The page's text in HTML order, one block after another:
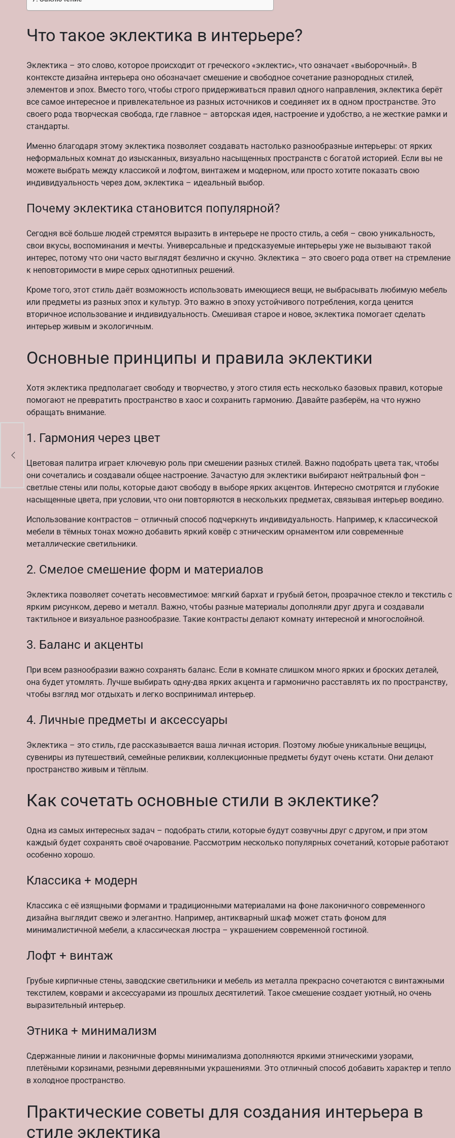
Что такое эклектика в интерьере?
Эклектика – это слово, которое происходит от греческого «эклектис», что означает «выборочный». В
контексте дизайна интерьера оно обозначает смешение и свободное сочетание разнородных стилей,
элементов и эпох. Вместо того, чтобы строго придерживаться правил одного направления, эклектика берёт
все самое интересное и привлекательное из разных источников и соединяет их в одном пространстве. Это
своего рода творческая свобода, где главное – авторская идея, настроение и удобство, а не жесткие рамки и
стандарты.
Именно благодаря этому эклектика позволяет создавать настолько разнообразные интерьеры: от ярких
неформальных комнат до изысканных, визуально насыщенных пространств с богатой историей. Если вы не
можете выбрать между классикой и лофтом, винтажем и модерном, или просто хотите показать свою
индивидуальность через дом, эклектика – идеальный выбор.
Почему эклектика становится популярной?
Сегодня всё больше людей стремятся выразить в интерьере не просто стиль, а себя – свою уникальность,
свои вкусы, воспоминания и мечты. Универсальные и предсказуемые интерьеры уже не вызывают такой
интерес, потому что они часто выглядят безлично и скучно. Эклектика – это своего рода ответ на стремление
к неповторимости в мире серых однотипных решений.
Кроме того, этот стиль даёт возможность использовать имеющиеся вещи, не выбрасывать любимую мебель
или предметы из разных эпох и культур. Это важно в эпоху устойчивого потребления, когда ценится
вторичное использование и индивидуальность. Смешивая старое и новое, эклектика помогает сделать
интерьер живым и экологичным.
Основные принципы и правила эклектики
Хотя эклектика предполагает свободу и творчество, у этого стиля есть несколько базовых правил, которые
помогают не превратить пространство в хаос и сохранить гармонию. Давайте разберём, на что нужно
обращать внимание.
1. Гармония через цвет
Цветовая палитра играет ключевую роль при смешении разных стилей. Важно подобрать цвета так, чтобы
они сочетались и создавали общее настроение. Зачастую для эклектики выбирают нейтральный фон –
светлые стены или полы, которые дают свободу в выборе ярких акцентов. Интересно смотрятся и глубокие
насыщенные цвета, при условии, что они повторяются в нескольких предметах, связывая интерьер воедино.
Использование контрастов – отличный способ подчеркнуть индивидуальность. Например, к классической
мебели в тёмных тонах можно добавить яркий ковёр с этническим орнаментом или современные
металлические светильники.
2. Смелое смешение форм и материалов
Эклектика позволяет сочетать несовместимое: мягкий бархат и грубый бетон, прозрачное стекло и текстиль с
ярким рисунком, дерево и металл. Важно, чтобы разные материалы дополняли друг друга и создавали
тактильное и визуальное разнообразие. Такие контрасты делают комнату интересной и многослойной.
3. Баланс и акценты
При всем разнообразии важно сохранять баланс. Если в комнате слишком много ярких и броских деталей,
она будет утомлять. Лучше выбирать одну-два ярких акцента и гармонично расставлять их по пространству,
чтобы взгляд мог отдыхать и легко воспринимал интерьер.
4. Личные предметы и аксессуары
Эклектика – это стиль, где рассказывается ваша личная история. Поэтому любые уникальные вещицы,
сувениры из путешествий, семейные реликвии, коллекционные предметы будут очень кстати. Они делают
пространство живым и тёплым.
Как сочетать основные стили в эклектике?
Одна из самых интересных задач – подобрать стили, которые будут созвучны друг с другом, и при этом
каждый будет сохранять своё очарование. Рассмотрим несколько популярных сочетаний, которые работают
особенно хорошо.
Классика + модерн
Классика с её изящными формами и традиционными материалами на фоне лаконичного современного
дизайна выглядит свежо и элегантно. Например, антикварный шкаф может стать фоном для
минималистичной мебели, а классическая люстра – украшением современной гостиной.
Лофт + винтаж
Грубые кирпичные стены, заводские светильники и мебель из металла прекрасно сочетаются с винтажными
текстилем, коврами и аксессуарами из прошлых десятилетий. Такое смешение создает уютный, но очень
выразительный интерьер.
Этника + минимализм
Сдержанные линии и лаконичные формы минимализма дополняются яркими этническими узорами,
плетёными корзинами, резными деревянными украшениями. Это отличный способ добавить характер и тепло
в холодное пространство.
Практические советы для создания интерьера в
стиле эклектика